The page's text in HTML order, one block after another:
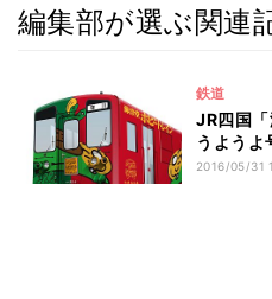
編集部が選ぶ関連
鉄道
JR四国
うようよ
2016/05/31